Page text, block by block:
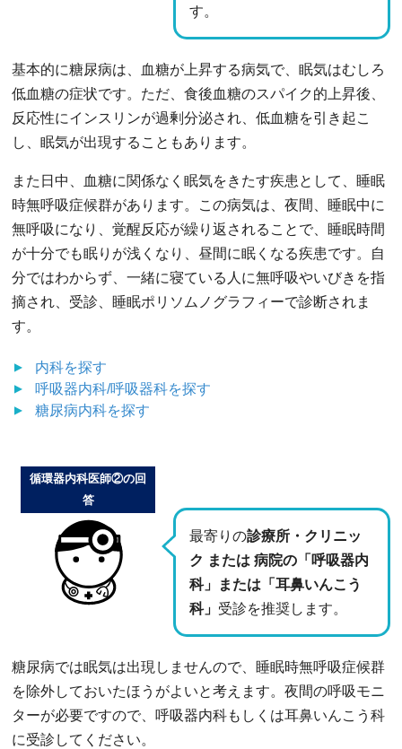
す。
基本的に糖尿病は、血糖が上昇する病気で、眠気はむしろ
低血糖の症状です。ただ、食後血糖のスパイク的上昇後、
反応性にインスリンが過剰分泌され、低血糖を引き起こ
し、眠気が出現することもあります。
また日中、血糖に関係なく眠気をきたす疾患として、睡眠
時無呼吸症候群があります。この病気は、夜間、睡眠中に
無呼吸になり、覚醒反応が繰り返されることで、睡眠時間
が十分でも眠りが浅くなり、昼間に眠くなる疾患です。自
分ではわからず、一緒に寝ている人に無呼吸やいびきを指
摘され、受診、睡眠ポリソムノグラフィーで診断されま
す。
内科を探す
呼吸器内科/呼吸器科を探す
糖尿病内科を探す
最寄りの診療所・クリニッ
ク または 病院の「呼吸器内
科」または「耳鼻いんこう
科」 受診を推奨します。
循環器内科医師②の回
答
糖尿病では眠気は出現しませんので、睡眠時無呼吸症候群
を除外しておいたほうがよいと考えます。夜間の呼吸モニ
ターが必要ですので、呼吸器内科もしくは耳鼻いんこう科
に受診してください。